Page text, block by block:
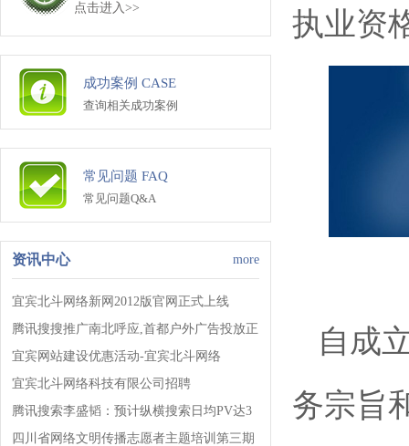
点击进入>>
成功案例 CASE
查询相关成功案例
常见问题 FAQ
常见问题Q&A
资讯中心 more
宜宾北斗网络新网2012版官网正式上线
腾讯搜搜推广南北呼应,首都户外广告投放正
式启动!!!
宜宾网站建设优惠活动-宜宾北斗网络
宜宾北斗网络科技有限公司招聘
腾讯搜索李盛韬：预计纵横搜索日均PV达3
亿!
四川省网络文明传播志愿者主题培训第三期
执业资
自成
务宗旨